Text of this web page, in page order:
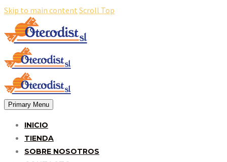
Skip to main content Scroll Top
Primary Menu
INICIO
TIENDA
SOBRE NOSOTROS